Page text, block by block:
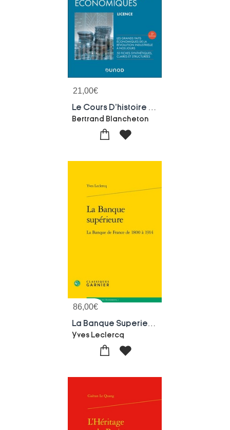
21,00€
Bertrand Blancheton
86,00€
Yves Leclercq